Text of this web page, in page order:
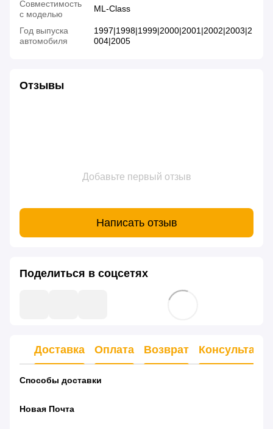
Совместимость
с моделью
ML-Class
Год выпуска
автомобиля
1997|1998|1999|2000|2001|2002|2003|2
004|2005
Отзывы
Добавьте первый отзыв
Написать отзыв
Поделиться в соцсетях
Доставка Оплата Возврат
Способы доставки
Новая Почта